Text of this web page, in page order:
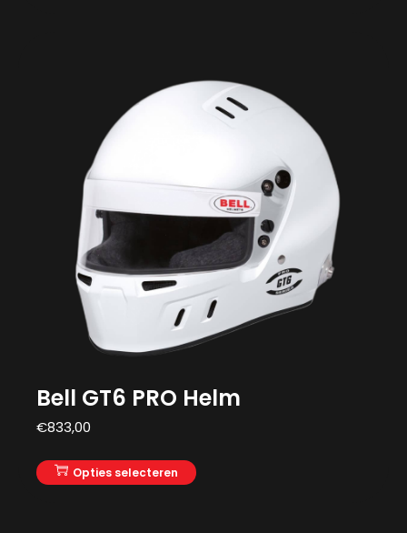
Bell GT6 PRO Helm
€833,00
Opties selecteren